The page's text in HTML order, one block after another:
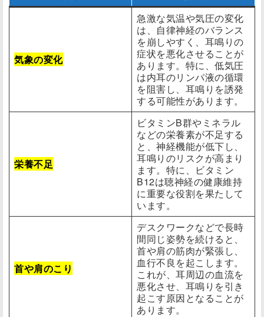
気象の変化
急激な気温や気圧の変化
は、自律神経のバランス
を崩しやすく、耳鳴りの
症状を悪化させることが
あります。特に、低気圧
は内耳のリンパ液の循環
を阻害し、耳鳴りを誘発
する可能性があります。
栄養不足
ビタミンB群やミネラル
などの栄養素が不足する
と、神経機能が低下し、
耳鳴りのリスクが高まり
ます。特に、ビタミン
B12は聴神経の健康維持
に重要な役割を果たして
います。
首や肩のこり
デスクワークなどで長時
間同じ姿勢を続けると、
首や肩の筋肉が緊張し、
血行不良を起こします。
これが、耳周辺の血流を
悪化させ、耳鳴りを引き
起こす原因となることが
あります。